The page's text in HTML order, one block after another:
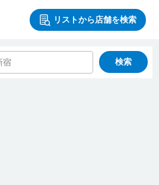
リストから店舗を検索
検索